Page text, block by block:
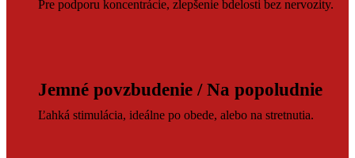
Pre podporu koncentrácie, zlepšenie bdelosti bez nervozity.
Jemné povzbudenie / Na popoludnie
Ľahká stimulácia, ideálne po obede, alebo na stretnutia.